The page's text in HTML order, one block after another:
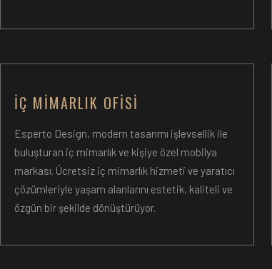
İÇ MIMARLIK OFISI
Esperto Design, modern tasarımı işlevsellik ile
buluşturan iç mimarlık ve kişiye özel mobilya
markası. Ücretsiz iç mimarlık hizmeti ve yaratıcı
çözümleriyle yaşam alanlarını estetik, kaliteli ve
özgün bir şekilde dönüştürüyor.